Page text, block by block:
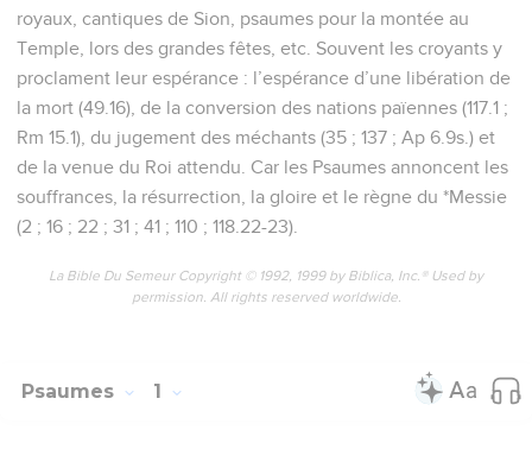
royaux, cantiques de Sion, psaumes pour la montée au
Temple, lors des grandes fêtes, etc. Souvent les croyants y
proclament leur espérance : l’espérance d’une libération de
la mort (49.16), de la conversion des nations païennes (117.1 ;
Rm 15.1), du jugement des méchants (35 ; 137 ; Ap 6.9s.) et
de la venue du Roi attendu. Car les Psaumes annoncent les
souffrances, la résurrection, la gloire et le règne du *Messie
(2 ; 16 ; 22 ; 31 ; 41 ; 110 ; 118.22-23).
La Bible Du Semeur Copyright © 1992, 1999 by Biblica, Inc.® Used by
permission. All rights reserved worldwide.
Psaumes 1